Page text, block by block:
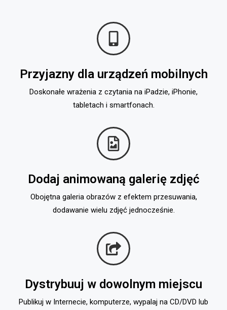
Przyjazny dla urządzeń mobilnych
Doskonałe wrażenia z czytania na iPadzie, iPhonie,
tabletach i smartfonach.
Dodaj animowaną galerię zdjęć
Obojętna galeria obrazów z efektem przesuwania,
dodawanie wielu zdjęć jednocześnie.
Dystrybuuj w dowolnym miejscu
Publikuj w Internecie, komputerze, wypalaj na CD/DVD lub